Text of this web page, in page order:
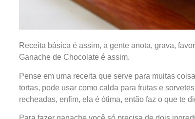
Receita básica é assim, a gente anota, grava,
Ganache de Chocolate é assim.
Pense em uma receita que serve para muitas
tortas, pode usar como calda para frutas e
recheadas, enfim, ela é ótima, então faz o que te